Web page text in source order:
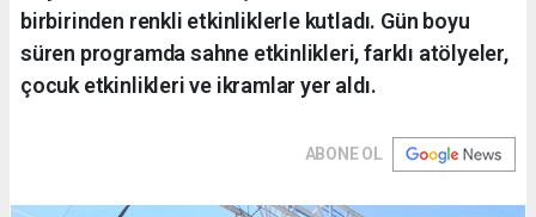
birbirinden renkli etkinliklerle kutladı. Gün boyu
süren programda sahne etkinlikleri, farklı atölyeler,
çocuk etkinlikleri ve ikramlar yer aldı.
ABONE OL